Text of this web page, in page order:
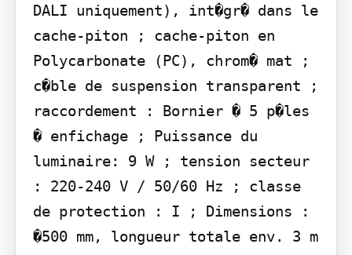
DALI uniquement), int�gr� dans le
cache-piton ; cache-piton en
Polycarbonate (PC), chrom� mat ;
c�ble de suspension transparent ;
raccordement : Bornier � 5 p�les
� enfichage ; Puissance du
luminaire: 9 W ; tension secteur
: 220-240 V / 50/60 Hz ; classe
de protection : I ; Dimensions :
�500 mm, longueur totale env. 3 m